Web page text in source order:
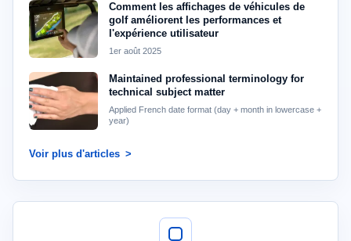
Comment les affichages de véhicules de
golf améliorent les performances et
l'expérience utilisateur
1er août 2025
Maintained professional terminology for
technical subject matter
Applied French date format (day + month in lowercase +
year)
Voir plus d'articles